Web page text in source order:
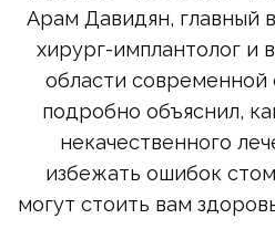
держатся и к чему приводят ошибки